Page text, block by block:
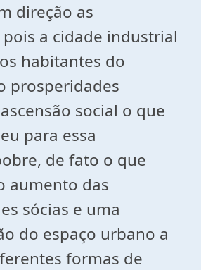
direção as
a cidade industrial
habitantes do
prosperidades
social o que
para essa
de fato o que
aumento das
sócias e uma
do espaço urbano a
formas de